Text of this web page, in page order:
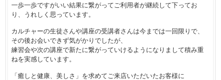
一歩一歩ですがいい結果に繋がってご利用者が継続して下ってお
り、うれしく思っています。
カルチャーの生徒さんや講座の受講者さんは今までは一回限りで、
その後お会いできず気がかりでしたが、
練習会や次の講座で新たに繋がっていけるようになりまして積み重
ねを実感しています。
「癒しと健康、美しさ」を求めてご来店いただいたお客様に